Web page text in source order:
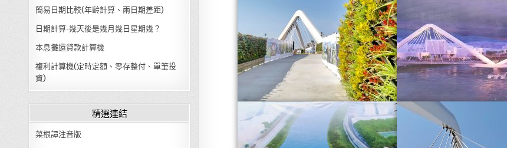
簡易日期比較(年齡計算、兩日期差距)
日期計算-幾天後是幾月幾日星期幾？
本息攤還貸款計算機
複利計算機(定時定額、零存整付、單筆投
資)
精選連結
菜根譚注音版